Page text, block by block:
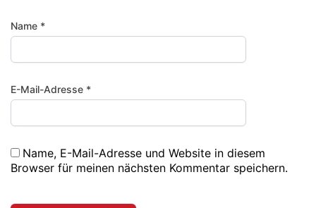
Name *
E-Mail-Adresse *
Name, E-Mail-Adresse und Website in diesem
Browser für meinen nächsten Kommentar speichern.